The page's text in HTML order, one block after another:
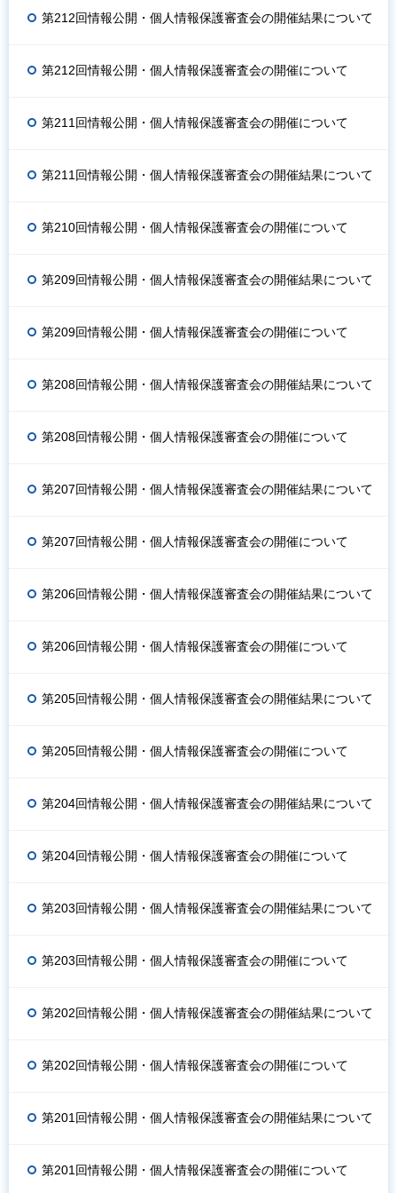
第212回情報公開・個人情報保護審査会の開催結果について
第212回情報公開・個人情報保護審査会の開催について
第211回情報公開・個人情報保護審査会の開催について
第211回情報公開・個人情報保護審査会の開催結果について
第210回情報公開・個人情報保護審査会の開催について
第209回情報公開・個人情報保護審査会の開催結果について
第209回情報公開・個人情報保護審査会の開催について
第208回情報公開・個人情報保護審査会の開催結果について
第208回情報公開・個人情報保護審査会の開催について
第207回情報公開・個人情報保護審査会の開催結果について
第207回情報公開・個人情報保護審査会の開催について
第206回情報公開・個人情報保護審査会の開催結果について
第206回情報公開・個人情報保護審査会の開催について
第205回情報公開・個人情報保護審査会の開催結果について
第205回情報公開・個人情報保護審査会の開催について
第204回情報公開・個人情報保護審査会の開催結果について
第204回情報公開・個人情報保護審査会の開催について
第203回情報公開・個人情報保護審査会の開催結果について
第203回情報公開・個人情報保護審査会の開催について
第202回情報公開・個人情報保護審査会の開催結果について
第202回情報公開・個人情報保護審査会の開催について
第201回情報公開・個人情報保護審査会の開催結果について
第201回情報公開・個人情報保護審査会の開催について